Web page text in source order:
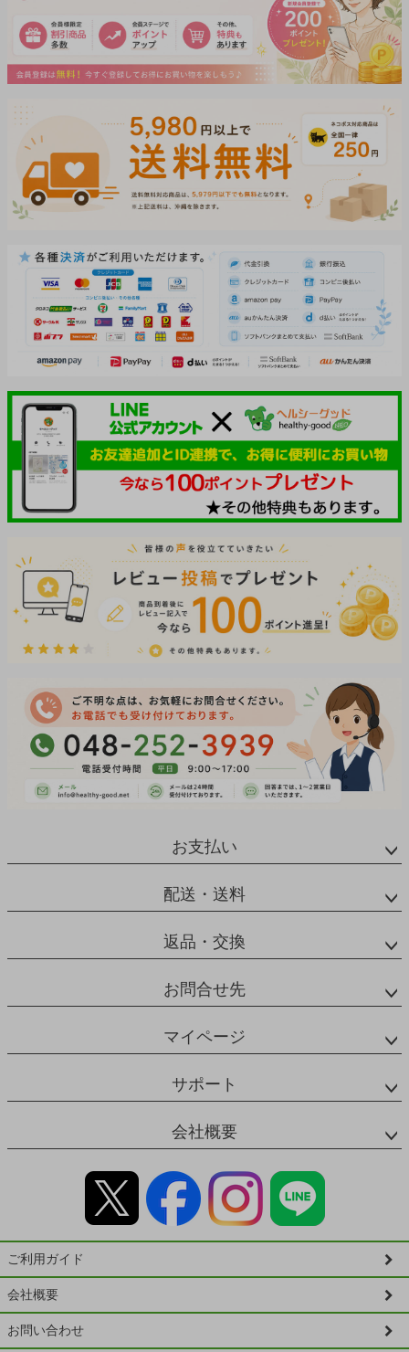
お支払い
配送・送料
返品・交換
お問合せ先
マイページ
サポート
会社概要
ご利用ガイド
会社概要
お問い合わせ